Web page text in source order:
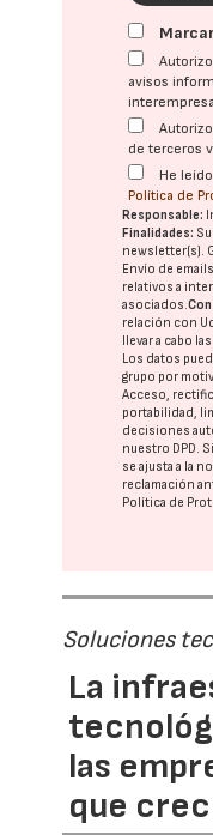
avisos
de terceros
He
Política de
Responsable:
Finalidades:
newsletter(s).
Envío de
relativos a
asociados.
relación con
llevar a cabo
Los datos
grupo por
Acceso,
portabilidad,
decisiones
nuestro DPD.
se ajusta a la
reclamación
Política de
Soluciones
La
las
que